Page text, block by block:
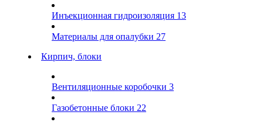
Инъекционная гидроизоляция 13
Материалы для опалубки 27
Кирпич, блоки
Вентиляционные коробочки 3
Газобетонные блоки 22